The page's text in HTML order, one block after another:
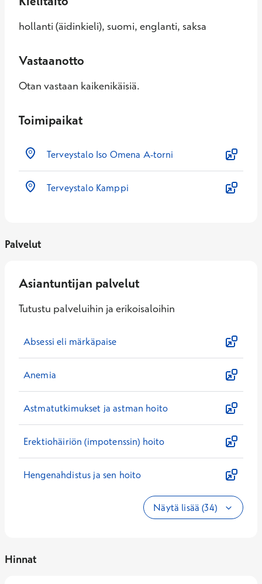
hollanti (äidinkieli), suomi, englanti, saksa
Vastaanotto
Otan vastaan kaikenikäisiä.
Toimipaikat
Terveystalo Iso Omena A-torni
Terveystalo Kamppi
Palvelut
Asiantuntijan palvelut
Tutustu palveluihin ja erikoisaloihin
Absessi eli märkäpaise
Anemia
Astmatutkimukset ja astman hoito
Erektiohäiriön (impotenssin) hoito
Hengenahdistus ja sen hoito
Näytä lisää (34)
Hinnat